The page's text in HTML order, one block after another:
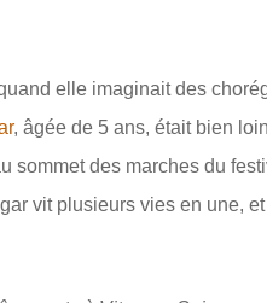
elle imaginait des
, âgée de 5 ans, était bien
des marches du
vit plusieurs vies en une,